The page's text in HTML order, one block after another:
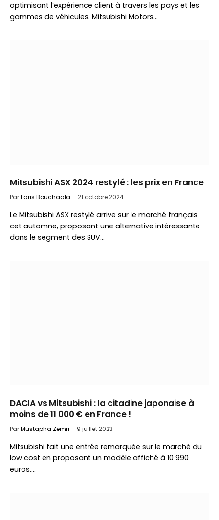
optimisant l’expérience client à travers les pays et les
gammes de véhicules. Mitsubishi Motors…
Mitsubishi ASX 2024 restylé : les prix en France
ParFaris Bouchaala 21 octobre 2024
Le Mitsubishi ASX restylé arrive sur le marché français
cet automne, proposant une alternative intéressante
dans le segment des SUV…
DACIA vs Mitsubishi : la citadine japonaise à
moins de 11 000 € en France !
ParMustapha Zemri 9 juillet 2023
Mitsubishi fait une entrée remarquée sur le marché du
low cost en proposant un modèle affiché à 10 990
euros.…